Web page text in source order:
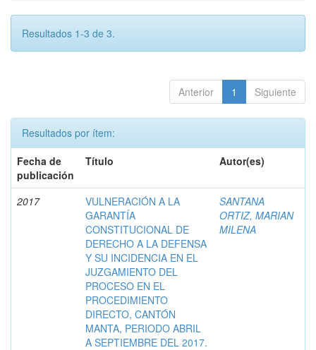
Resultados 1-3 de 3.
Anterior 1 Siguiente
Resultados por ítem:
Fecha de
publicación
Título Autor(es)
2017
VULNERACIÓN A LA
GARANTÍA
CONSTITUCIONAL DE
DERECHO A LA DEFENSA
Y SU INCIDENCIA EN EL
JUZGAMIENTO DEL
PROCESO EN EL
PROCEDIMIENTO
DIRECTO, CANTÓN
MANTA, PERIODO ABRIL
A SEPTIEMBRE DEL 2017.
SANTANA
ORTIZ, MARIAN
MILENA